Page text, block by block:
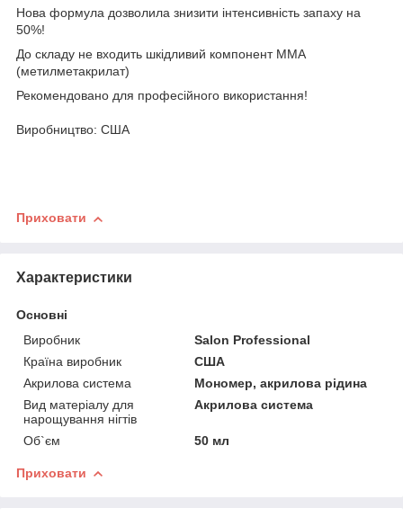
Нова формула дозволила знизити інтенсивність запаху на
50%!
До складу не входить шкідливий компонент ММА
(метилметакрилат)
Рекомендовано для професійного використання!
Виробництво: США
Приховати
Характеристики
Основні
Виробник
Salon Professional
Країна виробник
США
Акрилова система
Мономер, акрилова рідина
Вид матеріалу для
нарощування нігтів
Акрилова система
Об`єм 50 мл
Приховати